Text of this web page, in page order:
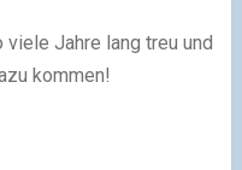
Jahre lang treu und
kommen!